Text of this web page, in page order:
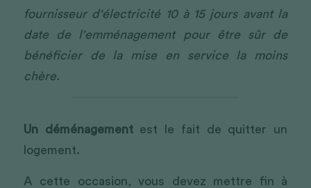
fournisseur d'électricité 10 à 15 jours avant la
date de l'emménagement pour être sûr de
bénéficier de la mise en service la moins
chère.
Un déménagement est le fait de quitter un
logement.
A cette occasion, vous devez mettre fin à